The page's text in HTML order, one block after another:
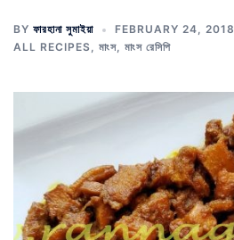
BY ফারহানা সুমাইয়া
FEBRUARY 24, 2018
ALL RECIPES, মাংস, মাংস রেসিপি